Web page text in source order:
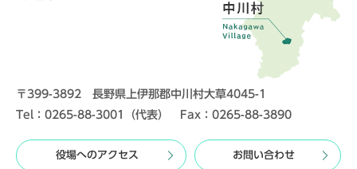
〒399-3892 長野県上伊那郡中川村大草4045-1
Tel：0265-88-3001（代表） Fax：0265-88-3890
役場へのアクセス お問い合わせ